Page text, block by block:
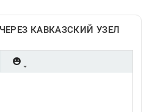
КАВКАЗСКИЙ УЗЕЛ